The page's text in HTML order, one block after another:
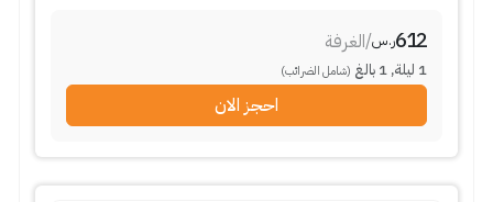
612ر.س/الغرفة
1 ليلة,
1 بالغ (شامل الضرائب)
احجز الان